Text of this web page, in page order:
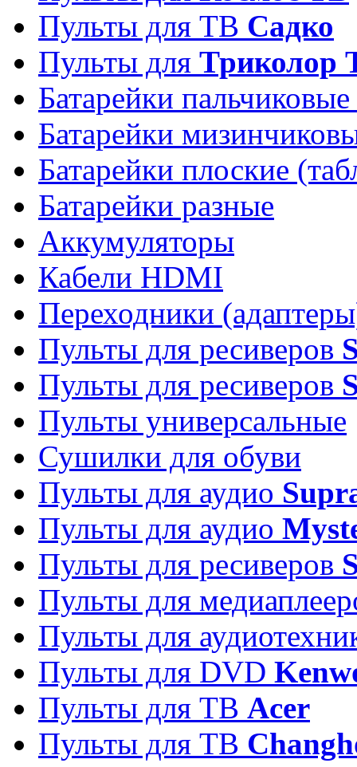
Пульты для ТВ Садко
Пульты для Триколор
Батарейки
Батарейки
Батарейки плоские
Батарейки разные
Аккумуляторы
Кабели HDMI
Переходники
Пульты для ресиверов
Пульты для ресиверов
Пульты универсальные
Сушилки для обуви
Пульты для аудио
Пульты для аудио
Пульты для ресиверов
Пульты для
Пульты для
Пульты для DVD
Пульты для ТВ Acer
Пульты для ТВ